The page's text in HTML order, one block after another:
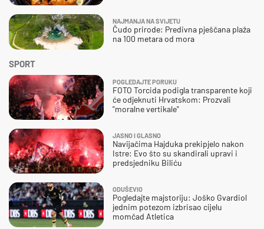
SPORT
POGLEDAJTE PORUKU
FOTO Torcida podigla transparente koji
će odjeknuti Hrvatskom: Prozvali
"moralne vertikale"
JASNO I GLASNO
Navijačima Hajduka prekipjelo nakon
Istre: Evo što su skandirali upravi i
predsjedniku Biliću
ODUŠEVIO
Pogledajte majstoriju: Joško Gvardiol
jednim potezom izbrisao cijelu
momčad Atletica
NAJMANJA NA SVIJETU
Čudo prirode: Predivna pješčana plaža
na 100 metara od mora